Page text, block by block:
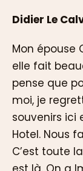
Didier Le
Mon épouse
elle fait
pense que
moi, je
souvenirs ici
Hotel. Nous
C’est toute